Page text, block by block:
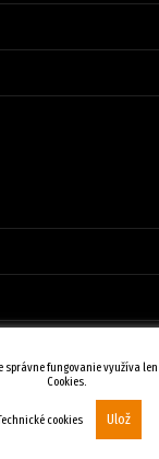
správne fungovanie využíva
Cookies.
cookies Ulož